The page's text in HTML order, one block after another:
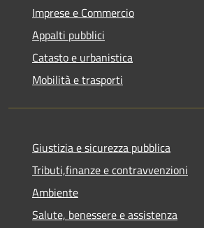
Imprese e Commercio
Appalti pubblici
Catasto e urbanistica
Mobilità e trasporti
Giustizia e sicurezza pubblica
Tributi,finanze e contravvenzioni
Ambiente
Salute, benessere e assistenza